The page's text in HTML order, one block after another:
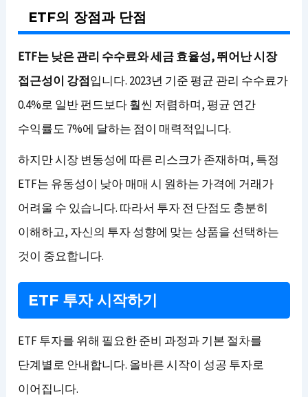
ETF의 장점과 단점
ETF는 낮은 관리 수수료와 세금 효율성, 뛰어난 시장
접근성이 강점입니다. 2023년 기준 평균 관리 수수료가
0.4%로 일반 펀드보다 훨씬 저렴하며, 평균 연간
수익률도 7%에 달하는 점이 매력적입니다.
하지만 시장 변동성에 따른 리스크가 존재하며, 특정
ETF는 유동성이 낮아 매매 시 원하는 가격에 거래가
어려울 수 있습니다. 따라서 투자 전 단점도 충분히
이해하고, 자신의 투자 성향에 맞는 상품을 선택하는
것이 중요합니다.
ETF 투자 시작하기
ETF 투자를 위해 필요한 준비 과정과 기본 절차를
단계별로 안내합니다. 올바른 시작이 성공 투자로
이어집니다.